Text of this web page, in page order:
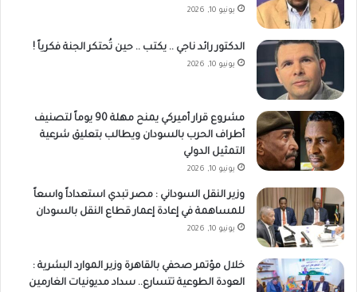
يونيو 10, 2026
الدكتور رائد ناجي‎ .. يكتب .. حين تُحتكر الجنة فكرياً !
يونيو 10, 2026
مشروع قرار أميركي يمنح مهلة 90 يوماً لتصنيف
أطراف الحرب بالسودان ويطالب بتعليق شرعية
التمثيل الدولي
يونيو 10, 2026
وزير النقل السوداني : مصر تبدي استعداداً واسعاً
للمساهمة في إعادة إعمار قطاع النقل بالسودان
يونيو 10, 2026
خلال مؤتمر صحفي بالقاهرة وزير الموارد البشرية :
العودة الطوعية تتسارع.. سداد مديونيات الغارمين